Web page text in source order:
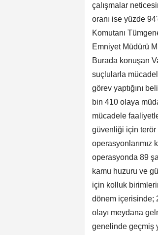
çalışmalar
oranı ise yüzde
Komutanı
Emniyet Müdürü
Burada konuşan
suçlularla
görev yaptığını
bin 410 olaya
mücadele
güvenliği için terör
operasyonlarımız
operasyonda 89
kamu huzuru ve
için kolluk
dönem içerisinde;
olayı meydana
genelinde geçmiş